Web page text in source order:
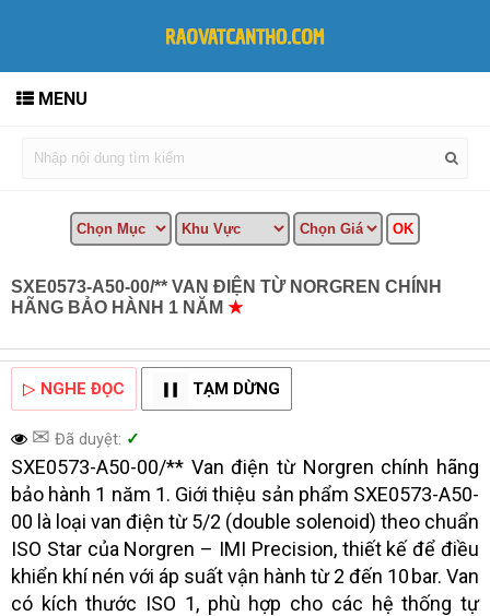
MENU
SXE0573-A50-00/** VAN ĐIỆN TỪ NORGREN CHÍNH
HÃNG BẢO HÀNH 1 NĂM ★
▷ NGHE ĐỌC TẠM DỪNG
✉ Đã duyệt: ✓
SXE0573-A50-00/** Van điện từ Norgren chính hãng
bảo hành 1 năm 1. Giới thiệu sản phẩm SXE0573-A50-
00 là loại van điện từ 5/2 (double solenoid) theo chuẩn
ISO Star của Norgren – IMI Precision, thiết kế để điều
khiển khí nén với áp suất vận hành từ 2 đến 10 bar. Van
có kích thước ISO 1, phù hợp cho các hệ thống tự